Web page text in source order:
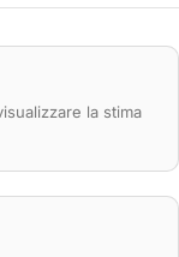
la stima